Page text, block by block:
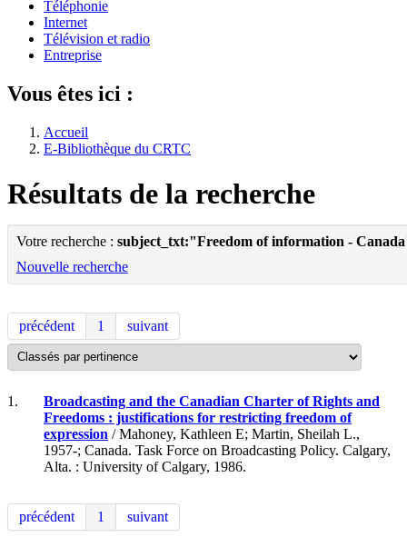
Téléphonie
Internet
Télévision et radio
Entreprise
Vous êtes ici :
Accueil
E-Bibliothèque du CRTC
Résultats de la recherche
Votre recherche : subject_txt:"Freedom of information -
Nouvelle recherche
précédent 1 suivant
1.
Broadcasting and the Canadian Charter of Rights and
Freedoms : justifications for restricting freedom of
expression / Mahoney, Kathleen E; Martin, Sheilah L.,
1957-; Canada. Task Force on Broadcasting Policy. Calgary,
Alta. : University of Calgary, 1986.
précédent 1 suivant